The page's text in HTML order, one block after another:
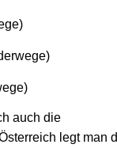
auch die
legt man